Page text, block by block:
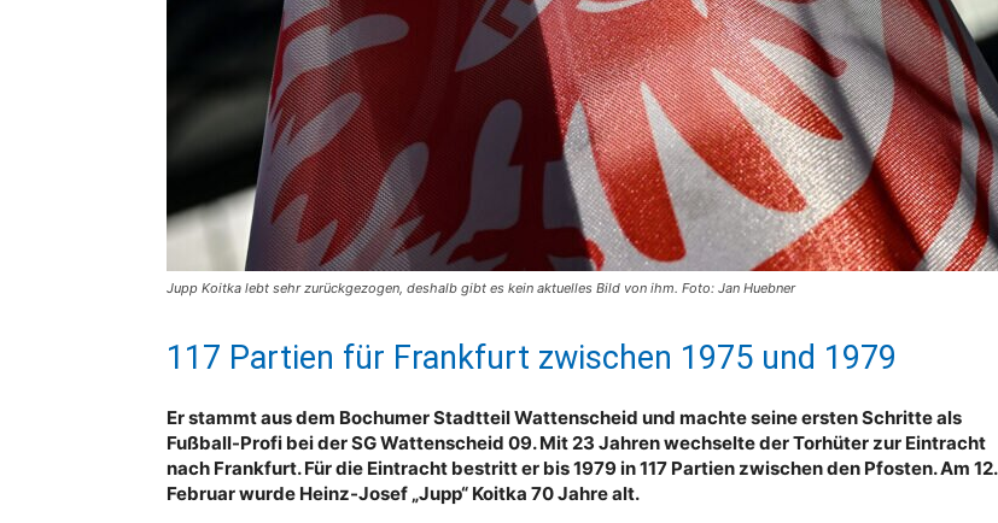
Jupp Koitka lebt sehr zurückgezogen, deshalb gibt es kein aktuelles Bild von ihm. Foto: Jan Huebner
117 Partien für Frankfurt zwischen 1975 und 1979
Er stammt aus dem Bochumer Stadtteil Wattenscheid und machte seine ersten Schritte als
Fußball-Profi bei der SG Wattenscheid 09. Mit 23 Jahren wechselte der Torhüter zur Eintracht
nach Frankfurt. Für die Eintracht bestritt er bis 1979 in 117 Partien zwischen den Pfosten. Am 12.
Februar wurde Heinz-Josef „Jupp“ Koitka 70 Jahre alt.